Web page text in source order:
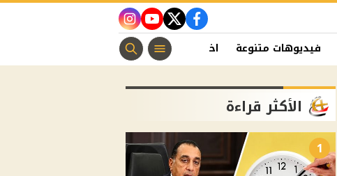
facebook
twitter
youtube
instagram
فيديوهات متنوعة اخبار الفن منوعات مسيحية
الأكثر قراءة
1